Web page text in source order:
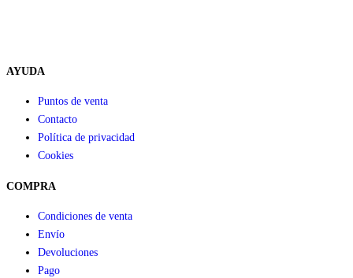
AYUDA
Puntos de venta
Contacto
Política de privacidad
Cookies
COMPRA
Condiciones de venta
Envío
Devoluciones
Pago